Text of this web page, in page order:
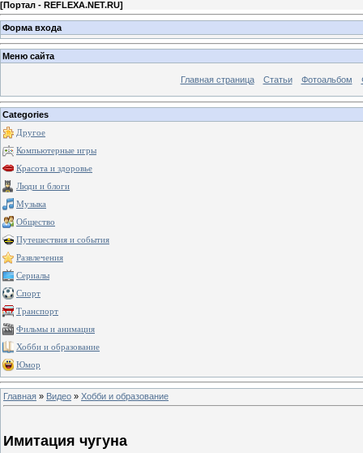
[Портал - REFLEXA.NET.RU]
Форма входа
Меню сайта
Главная страница Статьи Фотоальбом
Categories
Другое
Компьютерные игры
Красота и здоровье
Люди и блоги
Музыка
Общество
Путешествия и события
Развлечения
Сериалы
Спорт
Транспорт
Фильмы и анимация
Хобби и образование
Юмор
Главная » Видео » Хобби и образование
Имитация чугуна